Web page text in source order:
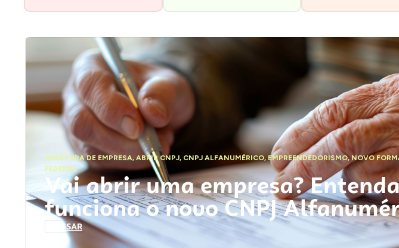
ABERTURA DE EMPRESA,ABRIR CNPJ, CNPJ ALFANUMÉRICO, EMPREENDEDORISMO,NOVO
FEDERAL
Vai abrir uma empresa?
funciona o novo CNPJ
ACESSAR